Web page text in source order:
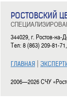
РОСТОВСКИЙ
344029, г. Ростов-на-
Тел: 8 (863) 209-81-
ГЛАВНАЯ |
2006—2026 СЧУ